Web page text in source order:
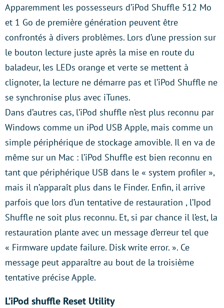
Apparemment les possesseurs d’iPod Shuffle 512 Mo
et 1 Go de première génération peuvent être
confrontés à divers problèmes. Lors d’une pression sur
le bouton lecture juste après la mise en route du
baladeur, les LEDs orange et verte se mettent à
clignoter, la lecture ne démarre pas et l’iPod Shuffle ne
se synchronise plus avec iTunes.
Dans d’autres cas, l’iPod shuffle n’est plus reconnu par
Windows comme un iPod USB Apple, mais comme un
simple périphérique de stockage amovible. Il en va de
même sur un Mac : l’iPod Shuffle est bien reconnu en
tant que périphérique USB dans le « system profiler »,
mais il n’apparaît plus dans le Finder. Enfin, il arrive
parfois que lors d’un tentative de restauration , l’Ipod
Shuffle ne soit plus reconnu. Et, si par chance il l’est, la
restauration plante avec un message d’erreur tel que
« Firmware update failure. Disk write error. ». Ce
message peut apparaître au bout de la troisième
tentative précise Apple.
L’iPod shuffle Reset Utility